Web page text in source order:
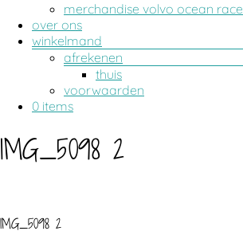
merchandise volvo ocean race
over ons
winkelmand
afrekenen
thuis
voorwaarden
0 items
IMG_5098 2
IMG_5098 2